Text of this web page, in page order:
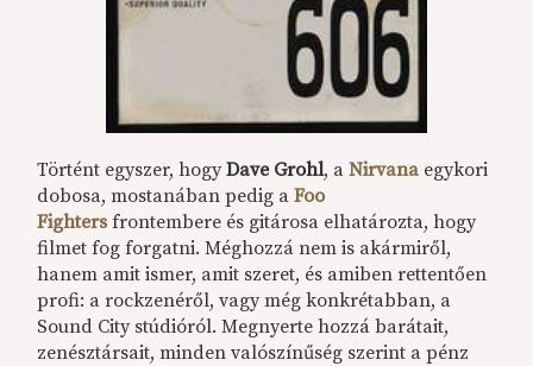
Történt egyszer, hogyDave Grohl, aNirvana egykori
dobosa, mostanában pedig aFoo
Fighters frontembere és gitárosa elhatározta, hogy
filmet fog forgatni. Méghozzá nem is akármiről,
hanem amit ismer, amit szeret, és amiben rettentően
profi: a rockzenéről, vagy még konkrétabban, a
Sound City stúdióról. Megnyerte hozzá barátait,
zenésztársait, minden valószínűség szerint a pénz